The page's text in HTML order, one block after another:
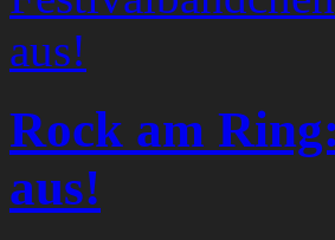
Rock am
aus!